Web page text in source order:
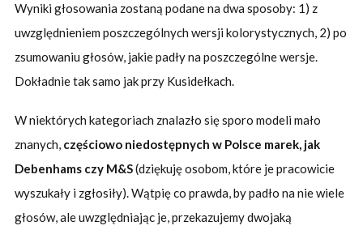
Wyniki głosowania zostaną podane na dwa sposoby: 1) z
uwzględnieniem poszczególnych wersji kolorystycznych, 2) po
zsumowaniu głosów, jakie padły na poszczególne wersje.
Dokładnie tak samo jak przy Kusidełkach.
W niektórych kategoriach znalazło się sporo modeli mało
znanych, częściowo niedostępnych w Polsce marek, jak
Debenhams czy M&S(dziękuję osobom, które je pracowicie
wyszukały i zgłosiły). Wątpię co prawda, by padło na nie wiele
głosów, ale uwzględniając je, przekazujemy dwojaką